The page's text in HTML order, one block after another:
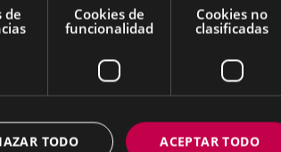
de
Cookies de
funcionalidad
Cookies no
clasificadas
ACEPTAR TODO
TODO